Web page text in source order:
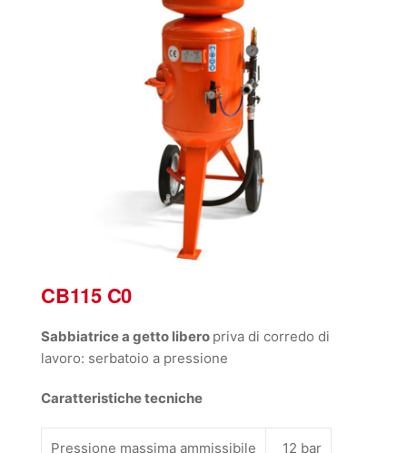
CB115 C0
Sabbiatrice a getto libero priva di corredo di
lavoro: serbatoio a pressione
Caratteristiche tecniche
Pressione massima ammissibile 12 bar